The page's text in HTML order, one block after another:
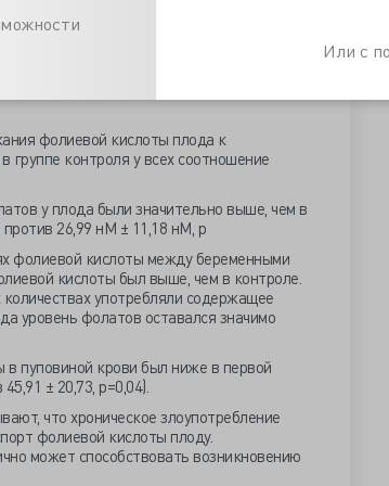
Или с
уровень фолатов в пуповинной крови.
на протяжении всей беременности.
употреблении кокаина, восемь -
фолиевой кислоты плода к
группе контроля у всех соотношение
у плода были значительно выше, чем в
26,99 нМ ± 11,18 нМ, р
фолиевой кислоты между беременными
кислоты был выше, чем в контроле.
употребляли содержащее
уровень фолатов оставался значимо
в пуповиной крови был ниже в первой
± 20,73, р=0,04).
что хроническое злоупотребление
фолиевой кислоты плоду.
может способствовать возникновению